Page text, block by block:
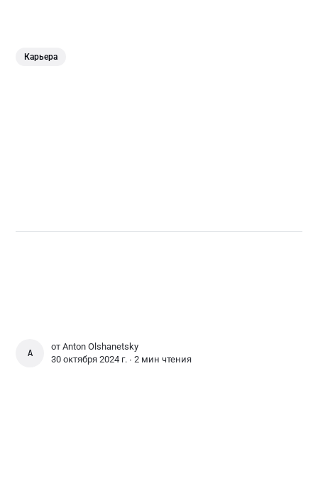
Карьера
ANTON OLSHANETSKY
отAnton Olshanetsky
30 октября 2024 г. ∙2 мин чтения